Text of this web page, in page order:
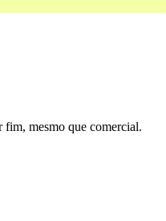
mesmo que comercial.